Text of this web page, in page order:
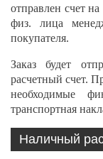
отправлен счет
физ. лица
покупателя.
Заказ будет
расчетный счет.
необходимые
транспортная
Наличный